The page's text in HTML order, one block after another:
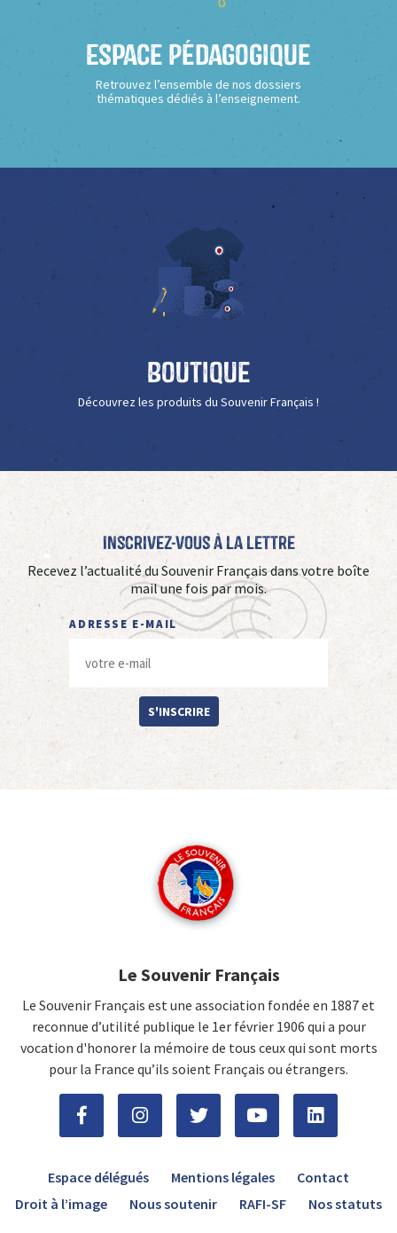
Espace Pédagogique
Retrouvez l’ensemble de nos dossiers
thématiques dédiés à l’enseignement.
Boutique
Découvrez les produits du Souvenir Français !
Inscrivez-vous à La Lettre
Recevez l’actualité du Souvenir Français dans votre boîte
mail une fois par mois.
ADRESSE E-MAIL
S'INSCRIRE
Le Souvenir Français
Le Souvenir Français est une association fondée en 1887 et
reconnue d’utilité publique le 1er février 1906 qui a pour
vocation d'honorer la mémoire de tous ceux qui sont morts
pour la France qu’ils soient Français ou étrangers.
Espace délégués Mentions légales
Contact
Droit à l’image
Nous soutenir RAFI-SF Nos statuts